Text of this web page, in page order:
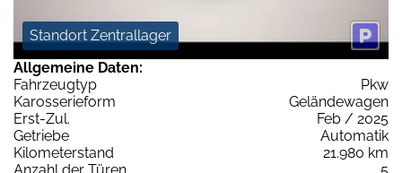
Standort Zentrallager
Allgemeine Daten:
Fahrzeugtyp
Pkw
Karosserieform
Geländewagen
Erst-Zul.
Feb / 2025
Getriebe
Automatik
Kilometerstand
21.980 km